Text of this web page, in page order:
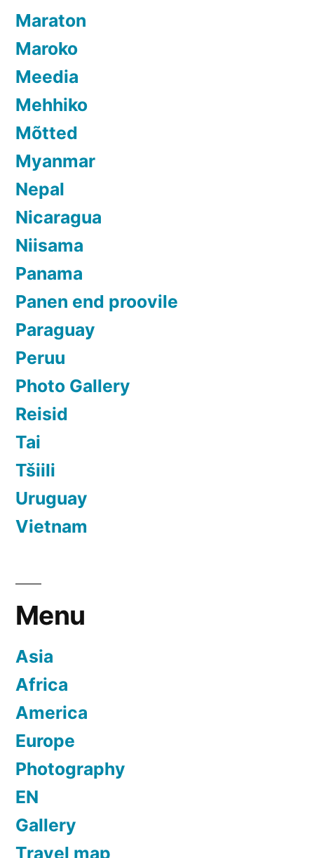
Maraton
Maroko
Meedia
Mehhiko
Mõtted
Myanmar
Nepal
Nicaragua
Niisama
Panama
Panen end proovile
Paraguay
Peruu
Photo Gallery
Reisid
Tai
Tšiili
Uruguay
Vietnam
Menu
Asia
Africa
America
Europe
Photography
EN
Gallery
Travel map